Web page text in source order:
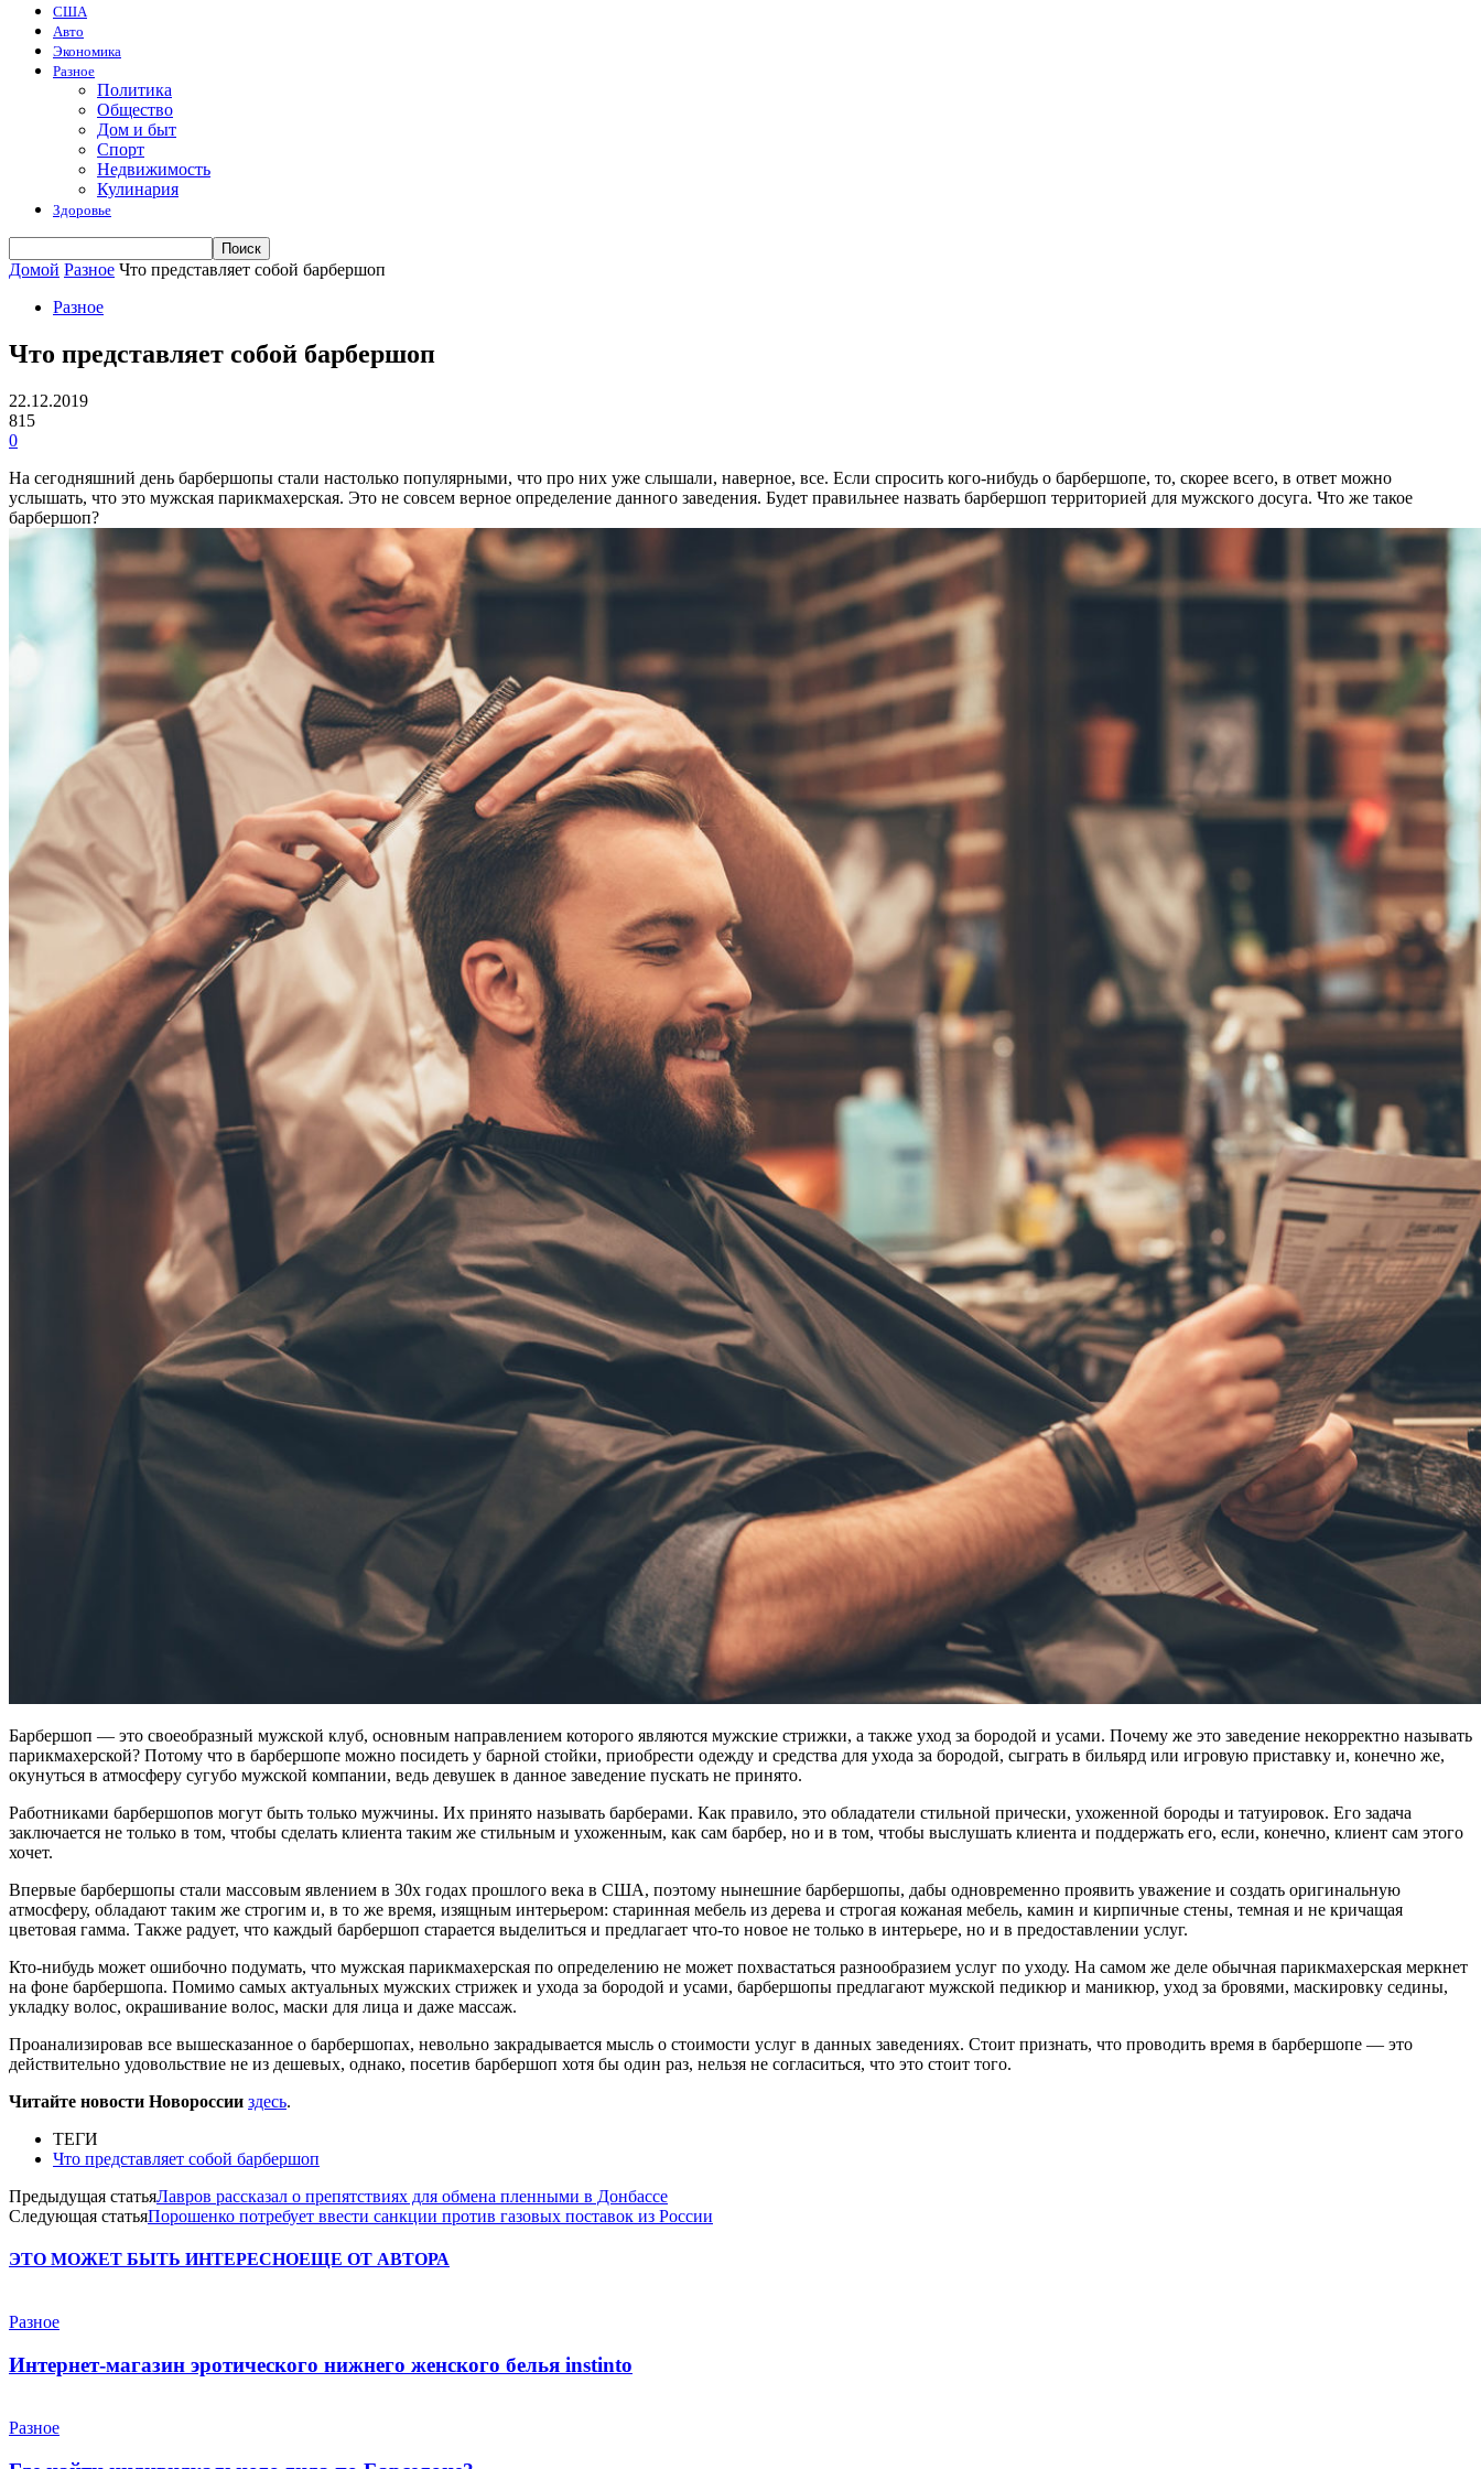
США
Авто
Экономика
Разное
Политика
Общество
Дом и быт
Спорт
Недвижимость
Кулинария
Здоровье
Домой Разное Что представляет собой барбершоп
Разное
Что представляет собой барбершоп
22.12.2019
815
0
На сегодняшний день барбершопы стали настолько популярными, что про них уже слышали, наверное, все. Если спросить кого-нибудь о барбершопе, то, скорее всего, в ответ можно
услышать, что это мужская парикмахерская. Это не совсем верное определение данного заведения. Будет правильнее назвать барбершоп территорией для мужского досуга. Что же такое
барбершоп?
Барбершоп — это своеобразный мужской клуб, основным направлением которого являются мужские стрижки, а также уход за бородой и усами. Почему же это заведение некорректно называть
парикмахерской? Потому что в барбершопе можно посидеть у барной стойки, приобрести одежду и средства для ухода за бородой, сыграть в бильярд или игровую приставку и, конечно же,
окунуться в атмосферу сугубо мужской компании, ведь девушек в данное заведение пускать не принято.
Работниками барбершопов могут быть только мужчины. Их принято называть барберами. Как правило, это обладатели стильной прически, ухоженной бороды и татуировок. Его задача
заключается не только в том, чтобы сделать клиента таким же стильным и ухоженным, как сам барбер, но и в том, чтобы выслушать клиента и поддержать его, если, конечно, клиент сам этого
хочет.
Впервые барбершопы стали массовым явлением в 30х годах прошлого века в США, поэтому нынешние барбершопы, дабы одновременно проявить уважение и создать оригинальную
атмосферу, обладают таким же строгим и, в то же время, изящным интерьером: старинная мебель из дерева и строгая кожаная мебель, камин и кирпичные стены, темная и не кричащая
цветовая гамма. Также радует, что каждый барбершоп старается выделиться и предлагает что-то новое не только в интерьере, но и в предоставлении услуг.
Кто-нибудь может ошибочно подумать, что мужская парикмахерская по определению не может похвастаться разнообразием услуг по уходу. На самом же деле обычная парикмахерская меркнет
на фоне барбершопа. Помимо самых актуальных мужских стрижек и ухода за бородой и усами, барбершопы предлагают мужской педикюр и маникюр, уход за бровями, маскировку седины,
укладку волос, окрашивание волос, маски для лица и даже массаж.
Проанализировав все вышесказанное о барбершопах, невольно закрадывается мысль о стоимости услуг в данных заведениях. Стоит признать, что проводить время в барбершопе — это
действительно удовольствие не из дешевых, однако, посетив барбершоп хотя бы один раз, нельзя не согласиться, что это стоит того.
Читайте новости Новороссии здесь.
ТЕГИ
Что представляет собой барбершоп
Предыдущая статьяЛавров рассказал о препятствиях для обмена пленными в Донбассе
Следующая статьяПорошенко потребует ввести санкции против газовых поставок из России
ЭТО МОЖЕТ БЫТЬ ИНТЕРЕСНОЕЩЕ ОТ АВТОРА
Разное
Интернет-магазин эротического нижнего женского белья instinto
Разное